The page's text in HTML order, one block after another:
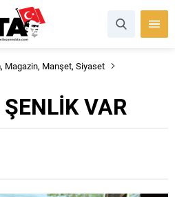
, Magazin, Manşet, Siyaset
VAR